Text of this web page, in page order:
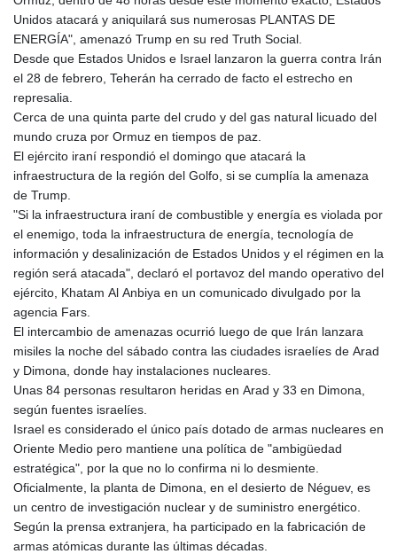
Unidos atacará y aniquilará sus numerosas PLANTAS DE
ENERGÍA", amenazó Trump en su red Truth Social.
Desde que Estados Unidos e Israel lanzaron la guerra contra Irán
el 28 de febrero, Teherán ha cerrado de facto el estrecho en
represalia.
Cerca de una quinta parte del crudo y del gas natural licuado del
mundo cruza por Ormuz en tiempos de paz.
El ejército iraní respondió el domingo que atacará la
infraestructura de la región del Golfo, si se cumplía la amenaza
de Trump.
"Si la infraestructura iraní de combustible y energía es violada por
el enemigo, toda la infraestructura de energía, tecnología de
información y desalinización de Estados Unidos y el régimen en la
región será atacada", declaró el portavoz del mando operativo del
ejército, Khatam Al Anbiya en un comunicado divulgado por la
agencia Fars.
El intercambio de amenazas ocurrió luego de que Irán lanzara
misiles la noche del sábado contra las ciudades israelíes de Arad
y Dimona, donde hay instalaciones nucleares.
Unas 84 personas resultaron heridas en Arad y 33 en Dimona,
según fuentes israelíes.
Israel es considerado el único país dotado de armas nucleares en
Oriente Medio pero mantiene una política de "ambigüedad
estratégica", por la que no lo confirma ni lo desmiente.
Oficialmente, la planta de Dimona, en el desierto de Néguev, es
un centro de investigación nuclear y de suministro energético.
Según la prensa extranjera, ha participado en la fabricación de
armas atómicas durante las últimas décadas.